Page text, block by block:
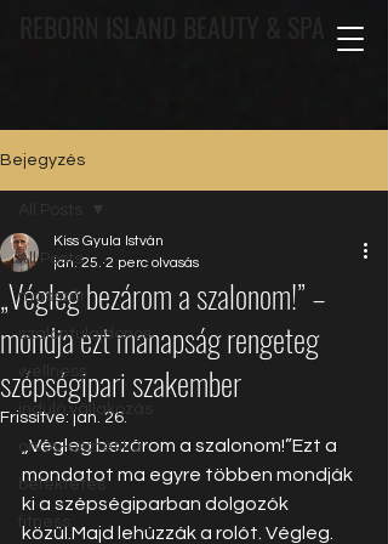
Bejegyzés
All Posts
masszőr
szalontulajdonos
wellness
induló vállakozás
orvos-esztétika
befektetés
fitness
„Végleg bezárom a szalonom!” –
mondja ezt manapság rengeteg
szépségipari szakember
Kiss Gyula István
jan. 25. 2 perc olvasás
Frissítve: jan. 26.
„Végleg bezárom a szalonom!”Ezt a
mondatot ma egyre többen mondják
ki a szépségiparban dolgozók
közül.Majd lehúzzák a rolót. Végleg.